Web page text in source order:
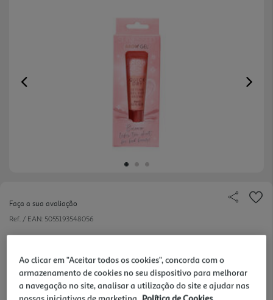
Previous
Faça a sua avaliação
Ref. / EAN: 5055193548056
768.75 €/Lt
Ao clicar em "Aceitar todos os cookies", concorda com o
armazenamento de cookies no seu dispositivo para melhorar
a navegação no site, analisar a utilização do site e ajudar nas
nossas iniciativas de marketing. Política de Cookies